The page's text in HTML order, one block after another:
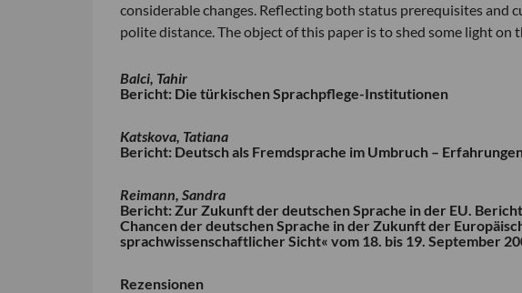
considerable changes. Reflecting both status prerequisites
polite distance. The object of this paper is to shed some light on
Balci, Tahir
Bericht: Die türkischen Sprachpflege-Institutionen
Katskova, Tatiana
Bericht: Deutsch als Fremdsprache im Umbruch –
Reimann, Sandra
Bericht: Zur Zukunft der deutschen Sprache in der EU.
Chancen der deutschen Sprache in der Zukunft der
sprachwissenschaftlicher Sicht« vom 18. bis 19. September
Rezensionen